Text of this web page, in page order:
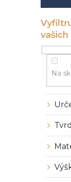
p
a
n
e
l
Na